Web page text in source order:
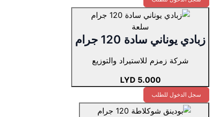
سلعة
زبادي يوناني سادة 120 جرام
شركة زمزم للاستيراد والتوزيع
5.000 LYD
سجل الدخول للطلب